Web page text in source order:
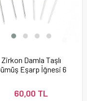
Zirkon Damla Taşlı
Eşarp İğnesi 6
60,00 TL